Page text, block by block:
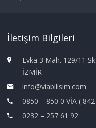
İletişim Bilgileri
Evka 3 Mah. 129/11
İZMİR
info@viabilisim.com
0850 – 850 0 VİA ( 842
0232 – 257 61 92